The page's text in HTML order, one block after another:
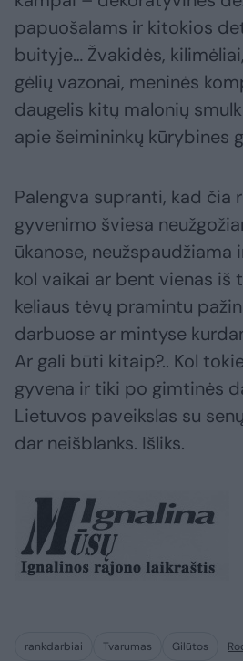
papuošalams ir kitokios
buityje… Žvakidės,
gėlių vazonai, meninės
daugelis kitų malonių
apie šeimininkų kūrybines
Palengva supranti, kad čia
gyvenimo šviesa
ūkanose, neužspaudžiama
kol vaikai ar bent vienas iš
keliaus tėvų pramintu
darbuose ar mintyse
Ar gali būti kitaip?.. Kol
gyvena ir tiki po gimtinės
Lietuvos paveikslas su
dar neišblanks. Išliks.
rankdarbiai Tvarumas Gilūtos